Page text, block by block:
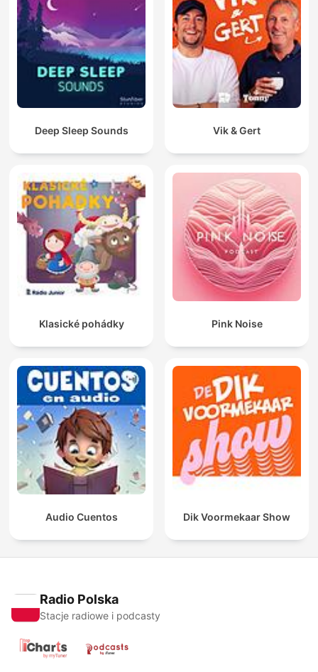
Deep Sleep Sounds Vik & Gert
Klasické pohádky Pink Noise
Audio Cuentos Dik Voormekaar Show
Radio Polska
Stacje radiowe i podcasty